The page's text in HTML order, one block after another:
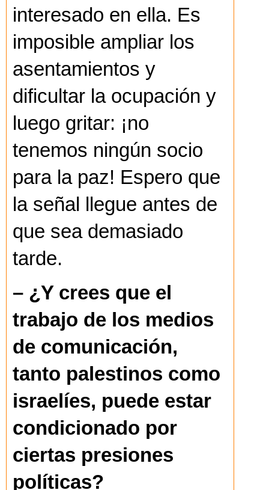
interesado en ella. Es
imposible ampliar los
asentamientos y
dificultar la ocupación y
luego gritar: ¡no
tenemos ningún socio
para la paz! Espero que
la señal llegue antes de
que sea demasiado
tarde.
– ¿Y crees que el
trabajo de los medios
de comunicación,
tanto palestinos como
israelíes, puede estar
condicionado por
ciertas presiones
políticas?